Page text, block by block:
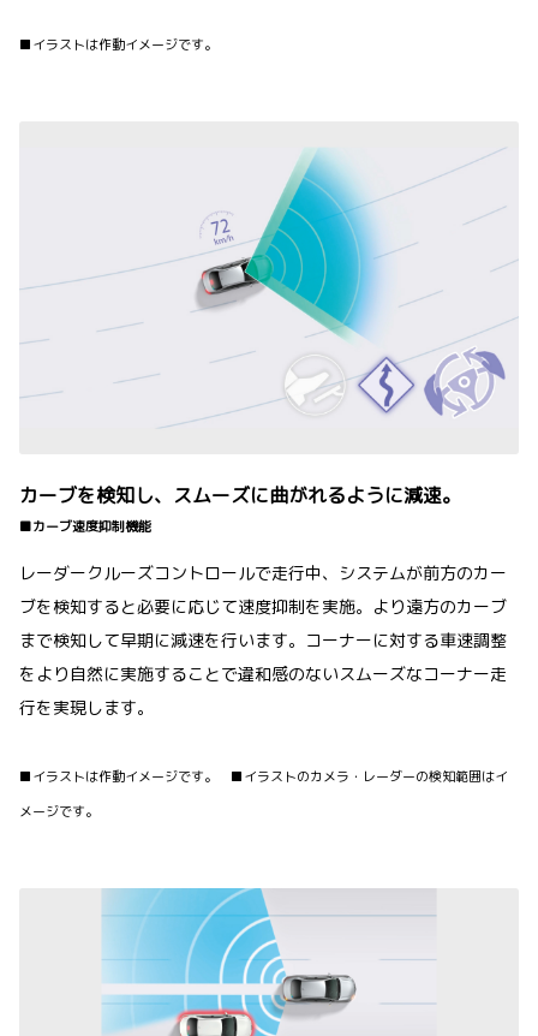
■イラストは作動イメージです。
カーブを検知し、スムーズに曲がれるように減速。
■カーブ速度抑制機能
レーダークルーズコントロールで走行中、システムが前方のカー
ブを検知すると必要に応じて速度抑制を実施。より遠方のカーブ
まで検知して早期に減速を行います。コーナーに対する車速調整
をより自然に実施することで違和感のないスムーズなコーナー走
行を実現します。
■イラストは作動イメージです。 ■イラストのカメラ・レーダーの検知範囲はイ
メージです。